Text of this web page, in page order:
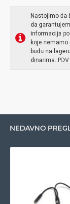
Nastojimo da
da
informacija
koje
budu na
dinarima.
NEDAVNO